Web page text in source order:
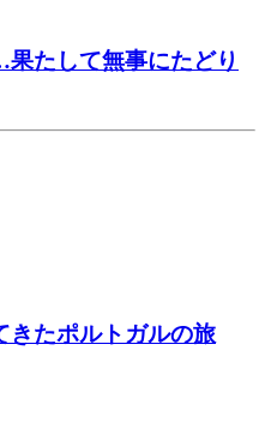
たして無事にたどり
たポルトガルの旅